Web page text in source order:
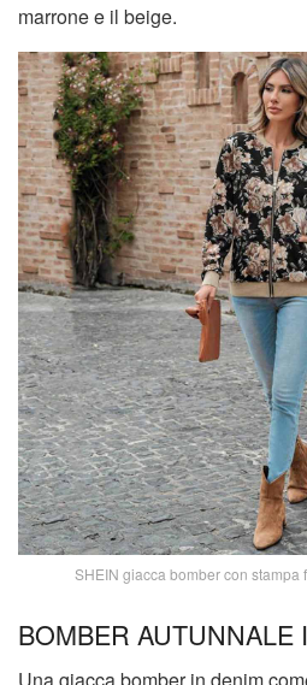
marrone e il beige.
SHEIN giacca bomber con stampa
BOMBER AUTUNNALE